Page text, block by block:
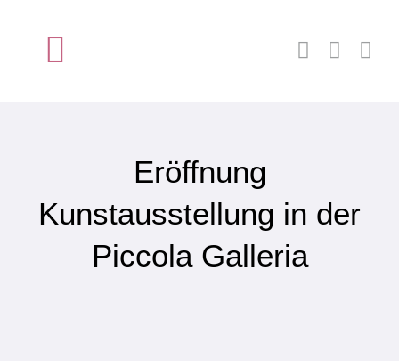
Toggle
Mitglied werden
Eröffnung
Kunstausstellung in der
Piccola Galleria